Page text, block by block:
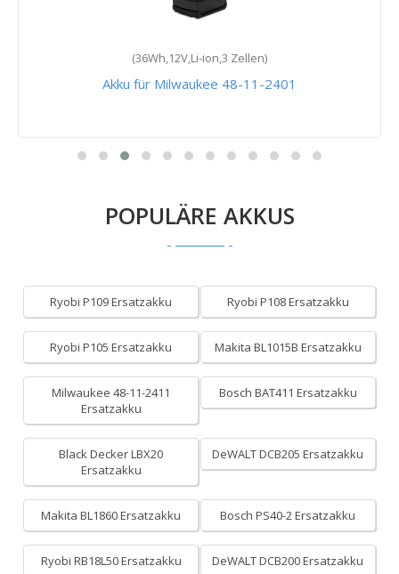
(36Wh,12V,Li-ion,3 Zellen)
Akku für Milwaukee 48-11-2401
POPULÄRE AKKUS
Ryobi P109 Ersatzakku Ryobi P108 Ersatzakku
Ryobi P105 Ersatzakku Makita BL1015B Ersatzakku
Milwaukee 48-11-2411
Ersatzakku
Bosch BAT411 Ersatzakku
Black Decker LBX20
Ersatzakku
DeWALT DCB205 Ersatzakku
Makita BL1860 Ersatzakku Bosch PS40-2 Ersatzakku
Ryobi RB18L50 Ersatzakku DeWALT DCB200 Ersatzakku